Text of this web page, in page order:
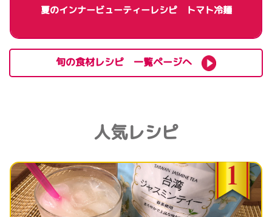
夏のインナービューティーレシピ トマト冷麺
旬の食材レシピ 一覧ページへ
人気レシピ